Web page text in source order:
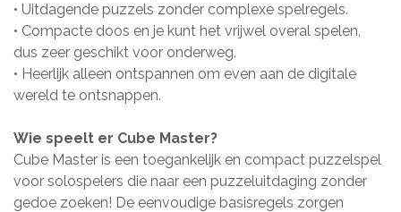
• Uitdagende puzzels zonder complexe spelregels.
• Compacte doos en je kunt het vrijwel overal spelen,
dus zeer geschikt voor onderweg.
• Heerlijk alleen ontspannen om even aan de digitale
wereld te ontsnappen.
Wie speelt er Cube Master?
Cube Master is een toegankelijk en compact puzzelspel
voor solospelers die naar een puzzeluitdaging zonder
gedoe zoeken! De eenvoudige basisregels zorgen